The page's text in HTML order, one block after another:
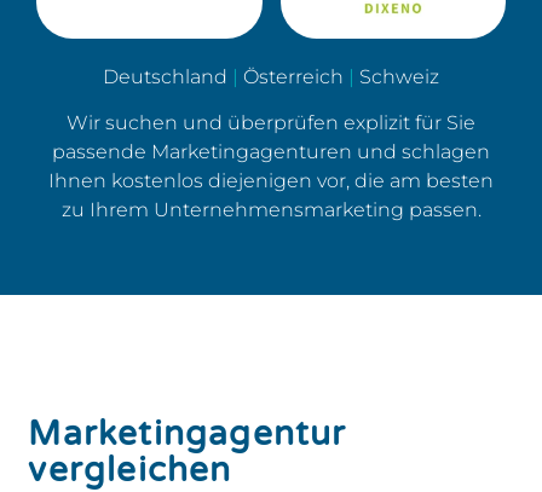
Deutschland | Österreich | Schweiz
Wir suchen und überprüfen explizit für Sie
passende Marketingagenturen und schlagen
Ihnen kostenlos diejenigen vor, die am besten
zu Ihrem Unternehmensmarketing passen.
Marketingagentur
vergleichen